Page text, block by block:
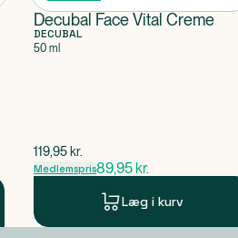
Decubal Face Vital Creme
DECUBAL
50 ml
$gammel pris
119,95 kr.
Medlemspris89,95 kr.
Læg i kurv